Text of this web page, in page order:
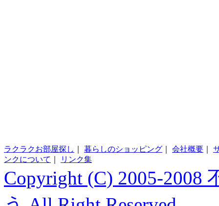
ラクラクお部屋探し 暮らしのショッピング 会社概要
ンクについて
リンク集
Copyright (C) 2005-2008